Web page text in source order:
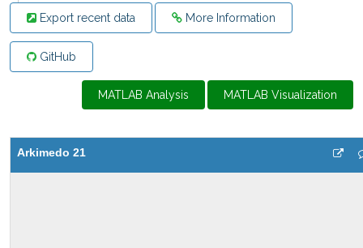
Export recent data More Information
GitHub
MATLAB Analysis MATLAB Visualization
Arkimedo 21